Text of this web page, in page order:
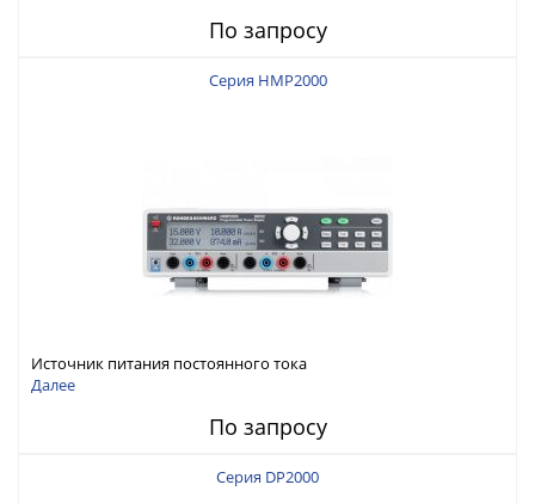
По запросу
Серия HMP2000
Источник питания постоянного тока
Далее
По запросу
Серия DP2000